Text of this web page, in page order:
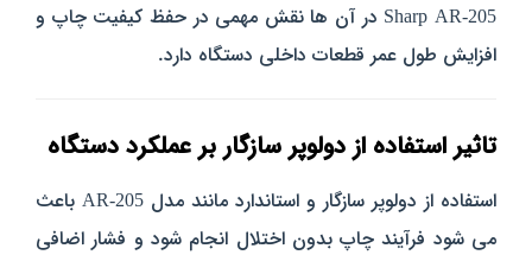
Sharp AR-205 در آن‌ ها نقش مهمی در حفظ کیفیت چاپ و
افزایش طول عمر قطعات داخلی دستگاه دارد.
تاثیر استفاده از دولوپر سازگار بر عملکرد دستگاه
استفاده از دولوپر سازگار و استاندارد مانند مدل AR-205 باعث
می‌ شود فرآیند چاپ بدون اختلال انجام شود و فشار اضافی